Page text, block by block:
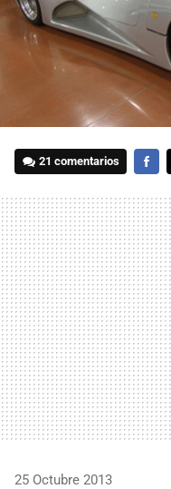
21 comentarios
25 Octubre 2013